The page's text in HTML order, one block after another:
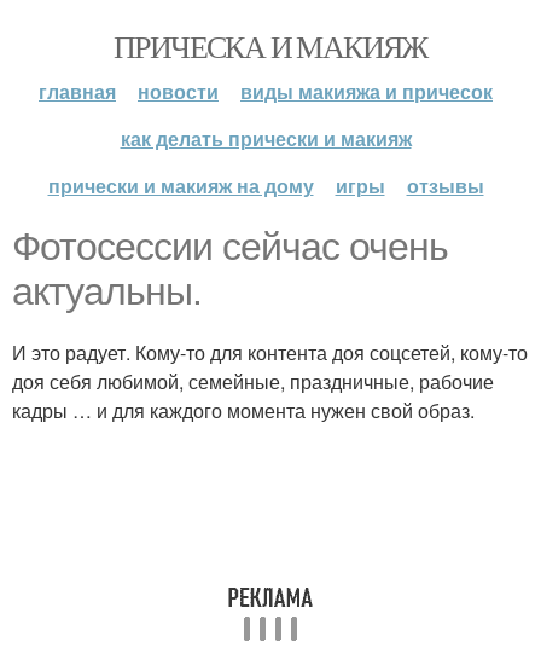
ПРИЧЕСКА И МАКИЯЖ
главная новости
виды макияжа и причесок
как делать прически и макияж
прически и макияж на дому
игры отзывы
Фотосессии сейчас очень
актуальны.
И это радует. Кому-то для контента доя соцсетей, кому-то
доя себя любимой, семейные, праздничные, рабочие
кадры … и для каждого момента нужен свой образ.